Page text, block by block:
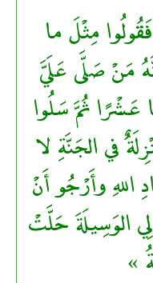
مِثْلَ ما
مَنْ صَلَّى عَلَيَّ
عَشْرًا ثُمَّ سَلُوا
في الجَنَّةِ لا
اللهِ وأَرْجُو أَنْ
الوَسِيلَةَ حَلَّتْ
»